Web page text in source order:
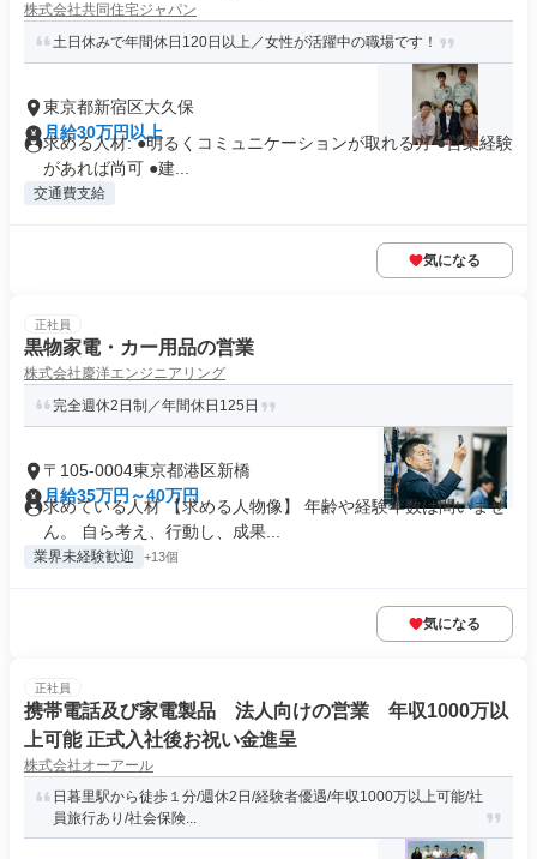
株式会社共同住宅ジャパン
土日休みで年間休日120日以上／女性が活躍中の職場です！
東京都新宿区大久保
月給30万円以上
求める人材: ●明るくコミュニケーションが取れる方 ●営業経験
があれば尚可 ●建...
交通費支給
気になる
正社員
黒物家電・カー用品の営業
株式会社慶洋エンジニアリング
完全週休2日制／年間休日125日
〒105-0004東京都港区新橋
月給35万円～40万円
求めている人材 【求める人物像】 年齢や経験年数は問いませ
ん。 自ら考え、行動し、成果...
業界未経験歓迎 +13個
気になる
正社員
携帯電話及び家電製品 法人向けの営業 年収1000万以
上可能 正式入社後お祝い金進呈
株式会社オーアール
日暮里駅から徒歩１分/週休2日/経験者優遇/年収1000万以上可能/社
員旅行あり/社会保険...